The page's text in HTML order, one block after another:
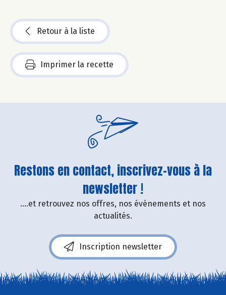
Retour à la liste
Imprimer la recette
Restons en contact, inscrivez-vous à la
newsletter !
....et retrouvez nos offres, nos événements et nos
actualités.
Inscription newsletter